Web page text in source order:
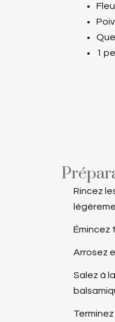
1
Rincez
Émincez
Arrosez
Salez à